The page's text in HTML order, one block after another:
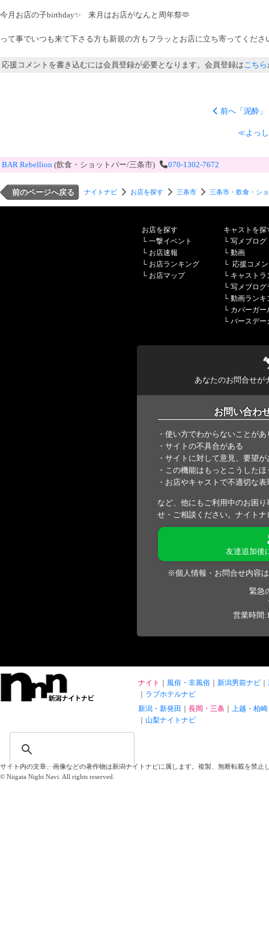
今月お店の子birthday✨️ 来月はお店がなんと周年祭🫶
って事でいつも来て下さる方も新規の方もフラッとお店に立ち寄ってくだ
応援コメントを書き込むには会員登録が必要となります。会員登録はこちら
前へ「泥酔」
≪よっ
BAR Rebellion (飲食・ショットバー/三条市) 070-1302-7672
前のページへ戻る ナイトナビ お店を探す 三条市 三条市・飲食・シ
お店を探す
└ 一撃イベント
└ お店速報
└ お店ランキング
└ お店マップ
キャストを探
└ 写メブログ
└ 動画
└ 応援コメ
└ キャストラ
└ 写メブログ
└ 動画ランキ
└ カバーガー
└ バースデー
あなたのお問合せが
お問い合わ
・使い方でわからないことが
・サイトの不具合がある
・サイトに対して意見、要望が
・この機能はもっとこうした
・お店やキャストで不適切な
など、他にもご利用中のお困
せ・ご相談ください。ナイト
友達追加後
※個人情報・お問合せ内容
緊急
営業時間
ナイト 風俗・非風俗 新潟男前ナビ
ラブホテルナビ
新潟・新発田
長岡・三条
上越・柏崎
山梨ナイトナビ
サイト内の文章、画像などの著作物は新潟ナイトナビに属します。複製、無断転載を禁止
© Niigata Night Navi. All rights reserved.